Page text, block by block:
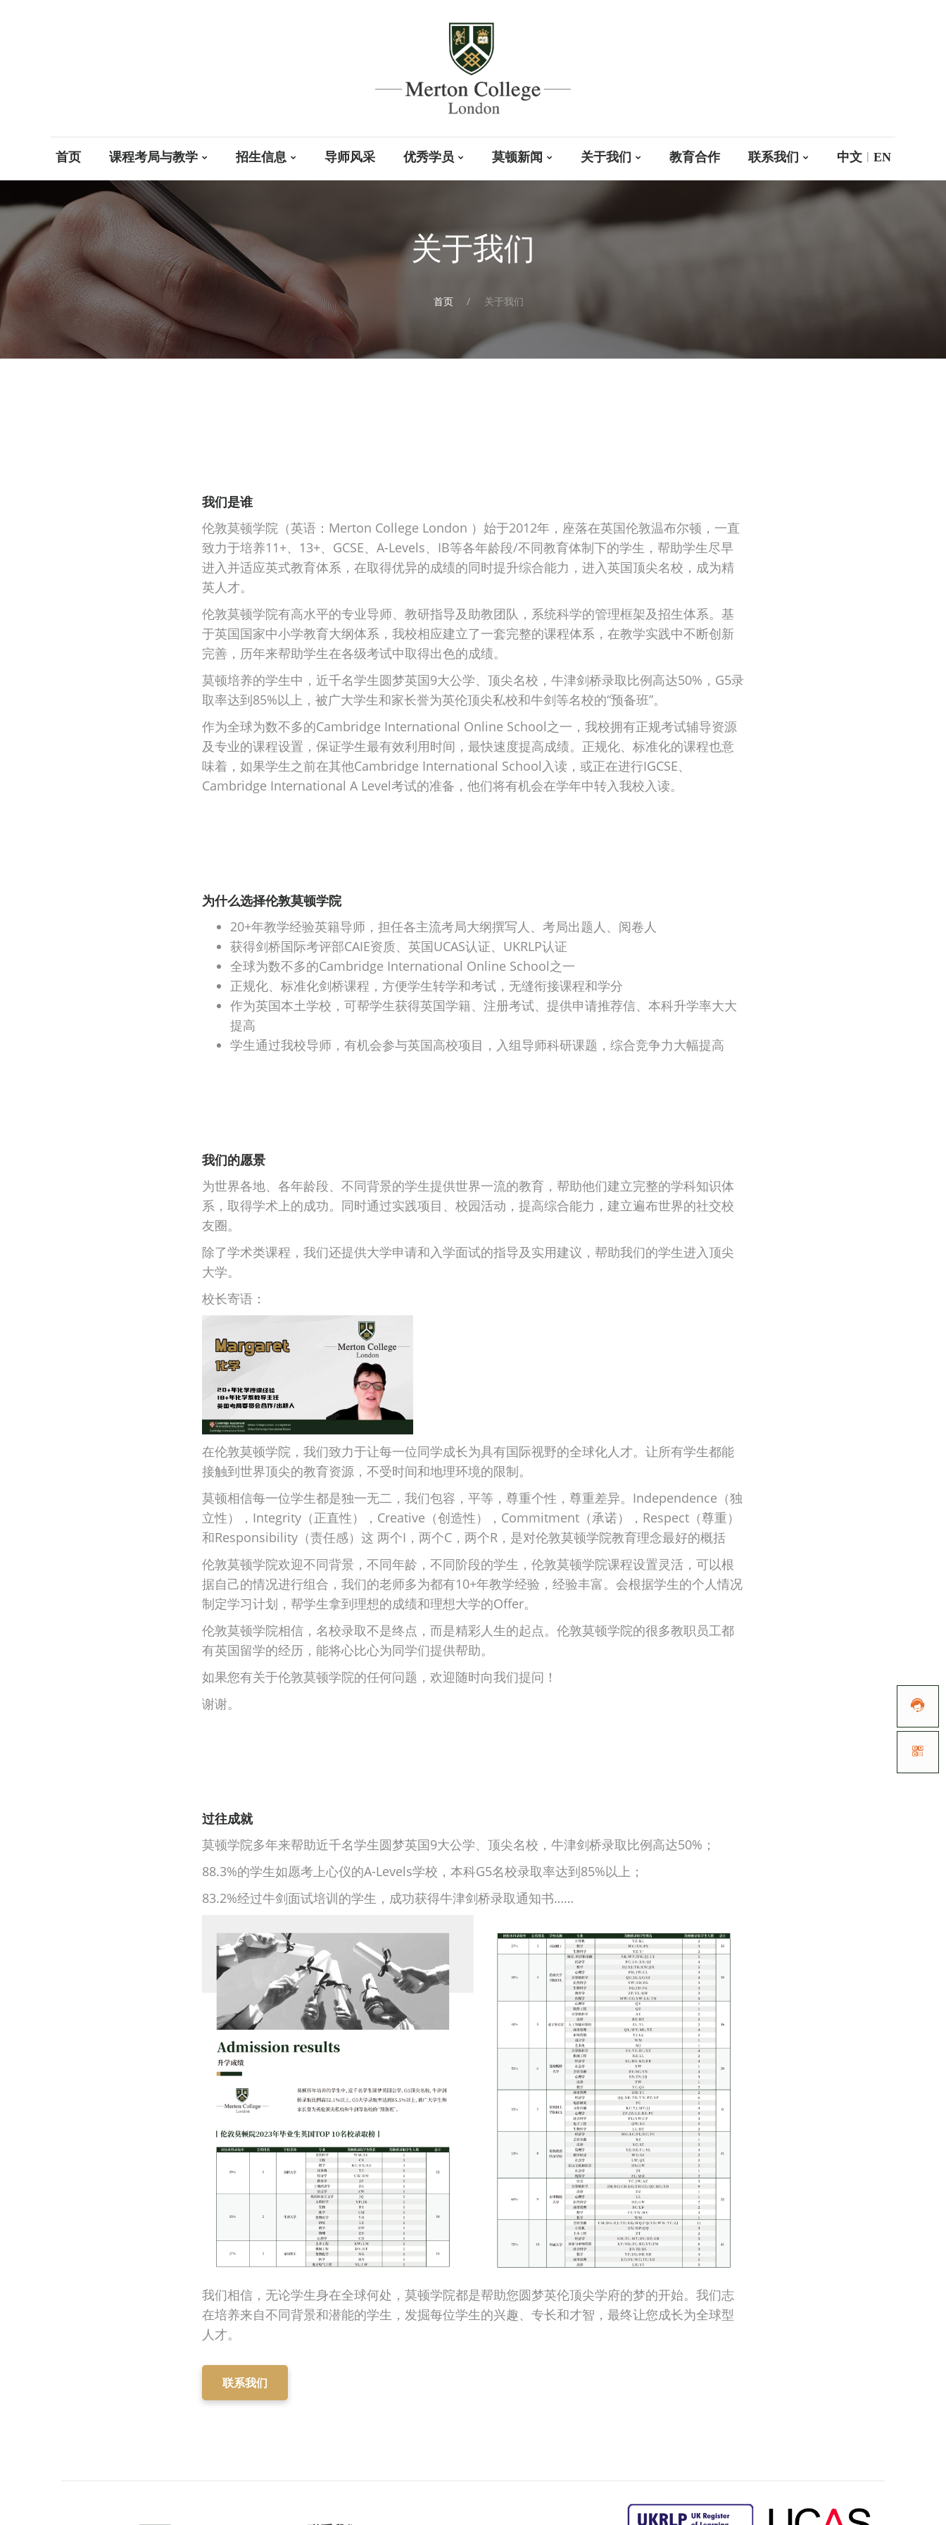
首页 课程考局与教学 招生信息 导师风采 优秀学员 莫顿新闻 关于我们 教育合作 联系我们 中文| EN
关于我们
首页 关于我们
我们是谁
伦敦莫顿学院（英语：Merton College London ）始于2012年，座落在英国伦敦温布尔顿，一直
致力于培养11+、13+、GCSE、A-Levels、IB等各年龄段/不同教育体制下的学生，帮助学生尽早
进入并适应英式教育体系，在取得优异的成绩的同时提升综合能力，进入英国顶尖名校，成为精
英人才。
伦敦莫顿学院有高水平的专业导师、教研指导及助教团队，系统科学的管理框架及招生体系。基
于英国国家中小学教育大纲体系，我校相应建立了一套完整的课程体系，在教学实践中不断创新
完善，历年来帮助学生在各级考试中取得出色的成绩。
莫顿培养的学生中，近千名学生圆梦英国9大公学、顶尖名校，牛津剑桥录取比例高达50%，G5录
取率达到85%以上，被广大学生和家长誉为英伦顶尖私校和牛剑等名校的“预备班”。
作为全球为数不多的Cambridge International Online School之一，我校拥有正规考试辅导资源
及专业的课程设置，保证学生最有效利用时间，最快速度提高成绩。正规化、标准化的课程也意
味着，如果学生之前在其他Cambridge International School入读，或正在进行IGCSE、
Cambridge International A Level考试的准备，他们将有机会在学年中转入我校入读。
为什么选择伦敦莫顿学院
20+年教学经验英籍导师，担任各主流考局大纲撰写人、考局出题人、阅卷人
获得剑桥国际考评部CAIE资质、英国UCAS认证、UKRLP认证
全球为数不多的Cambridge International Online School之一
正规化、标准化剑桥课程，方便学生转学和考试，无缝衔接课程和学分
作为英国本土学校，可帮学生获得英国学籍、注册考试、提供申请推荐信、本科升学率大大
提高
学生通过我校导师，有机会参与英国高校项目，入组导师科研课题，综合竞争力大幅提高
我们的愿景
为世界各地、各年龄段、不同背景的学生提供世界一流的教育，帮助他们建立完整的学科知识体
系，取得学术上的成功。同时通过实践项目、校园活动，提高综合能力，建立遍布世界的社交校
友圈。
除了学术类课程，我们还提供大学申请和入学面试的指导及实用建议，帮助我们的学生进入顶尖
大学。
校长寄语：
在伦敦莫顿学院，我们致力于让每一位同学成长为具有国际视野的全球化人才。让所有学生都能
接触到世界顶尖的教育资源，不受时间和地理环境的限制。
莫顿相信每一位学生都是独一无二，我们包容，平等，尊重个性，尊重差异。Independence（独
立性），Integrity（正直性），Creative（创造性），Commitment（承诺），Respect（尊重）
和Responsibility（责任感）这 两个I，两个C，两个R，是对伦敦莫顿学院教育理念最好的概括
伦敦莫顿学院欢迎不同背景，不同年龄，不同阶段的学生，伦敦莫顿学院课程设置灵活，可以根
据自己的情况进行组合，我们的老师多为都有10+年教学经验，经验丰富。会根据学生的个人情况
制定学习计划，帮学生拿到理想的成绩和理想大学的Offer。
伦敦莫顿学院相信，名校录取不是终点，而是精彩人生的起点。伦敦莫顿学院的很多教职员工都
有英国留学的经历，能将心比心为同学们提供帮助。
如果您有关于伦敦莫顿学院的任何问题，欢迎随时向我们提问！
谢谢。
过往成就
莫顿学院多年来帮助近千名学生圆梦英国9大公学、顶尖名校，牛津剑桥录取比例高达50%；
88.3%的学生如愿考上心仪的A-Levels学校，本科G5名校录取率达到85%以上；
83.2%经过牛剑面试培训的学生，成功获得牛津剑桥录取通知书……
我们相信，无论学生身在全球何处，莫顿学院都是帮助您圆梦英伦顶尖学府的梦的开始。我们志
在培养来自不同背景和潜能的学生，发掘每位学生的兴趣、专长和才智，最终让您成长为全球型
人才。
联系我们

